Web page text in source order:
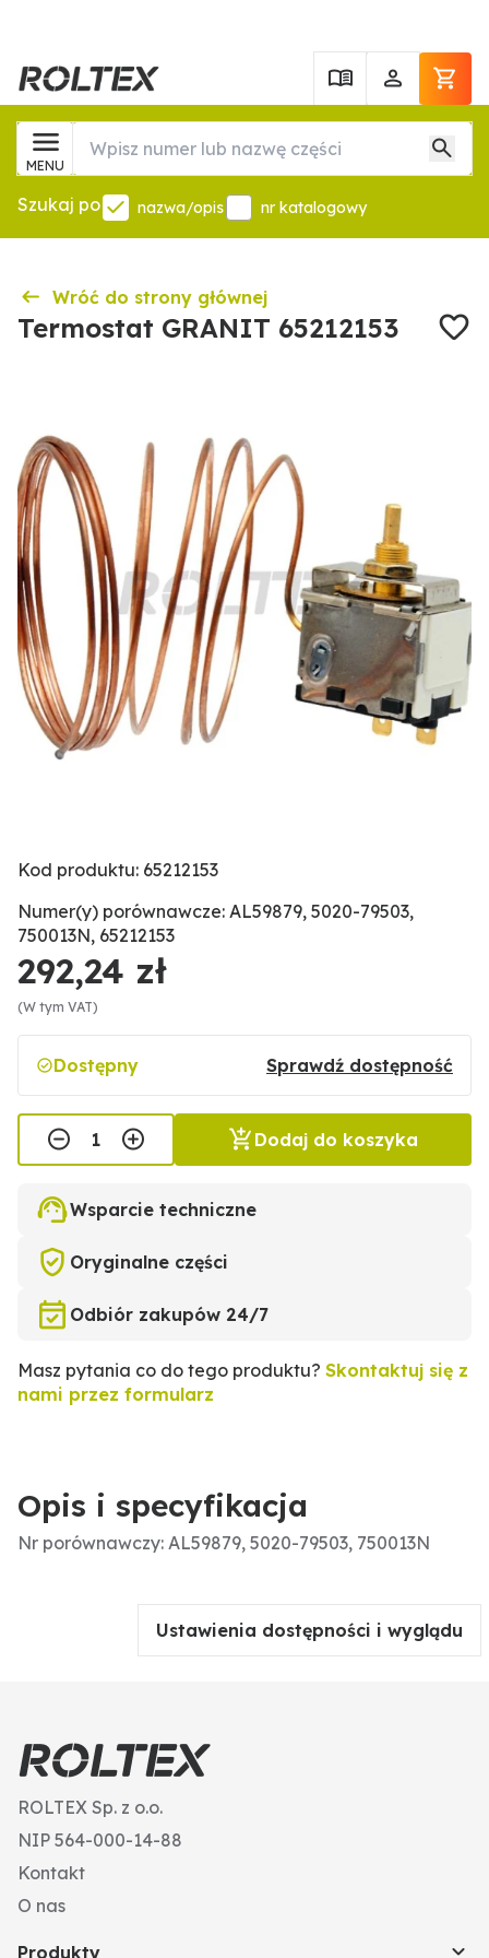
MENU
Szukaj po nazwa/opis nr katalogowy
Wróć do strony głównej
Termostat GRANIT 65212153
Kod produktu: 65212153
Numer(y) porównawcze: AL59879, 5020-79503,
750013N, 65212153
292,24 zł
(W tym VAT)
Dostępny Sprawdź dostępność
Dodaj do koszyka
Wsparcie techniczne
Oryginalne części
Odbiór zakupów 24/7
Masz pytania co do tego produktu? Skontaktuj się z
nami przez formularz
Opis i specyfikacja
Nr porównawczy: AL59879, 5020-79503, 750013N
Ustawienia dostępności i wyglądu
ROLTEX Sp. z o.o.
NIP 564-000-14-88
Kontakt
O nas
Produkty